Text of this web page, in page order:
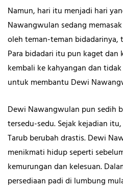
Namun, hari itu menjadi hari
Nawangwulan sedang
oleh teman-teman bidadarinya,
Para bidadari itu pun kaget dan
kembali ke kahyangan dan
untuk membantu Dewi
Dewi Nawangwulan pun sedih
tersedu-sedu. Sejak kejadian
Tarub berubah drastis. Dewi
menikmati hidup seperti
kemurungan dan kelesuan.
persediaan padi di lumbung